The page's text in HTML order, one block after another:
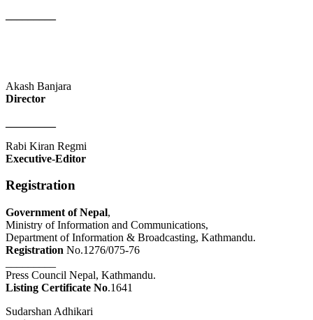
Akash Banjara
Director
Rabi Kiran Regmi
Executive-Editor
Registration
Government of Nepal,
Ministry of Information and Communications,
Department of Information & Broadcasting, Kathmandu.
Registration No.1276/075-76
Press Council Nepal, Kathmandu.
Listing Certificate No.1641
Sudarshan Adhikari